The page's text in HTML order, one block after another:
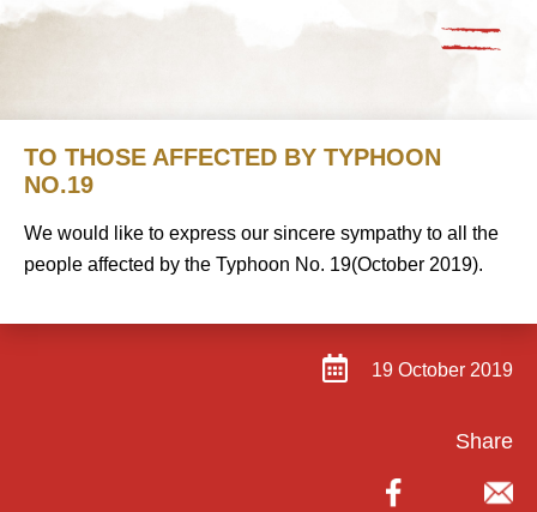
19 October 2019
Share
TO THOSE AFFECTED BY TYPHOON
NO.19
We would like to express our sincere sympathy to all the
people affected by the Typhoon No. 19(October 2019).